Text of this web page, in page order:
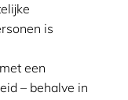
is
een
– behalve in